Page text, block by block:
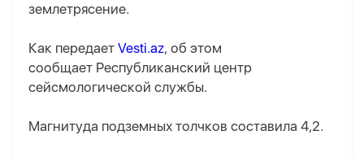
землетрясение.
Как передает Vesti.az, об этом
сообщает Республиканский центр
сейсмологической службы.
Магнитуда подземных толчков составила 4,2.